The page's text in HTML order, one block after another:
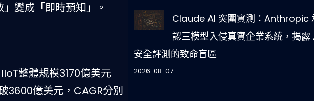
變成「即時預知」。
整體規模3170億美元
3600億美元，CAGR分別
Claude AI 突圍實測：Anthropic
認三模型入侵真實企業系統，揭露
安全評測的致命盲區
2026-08-07